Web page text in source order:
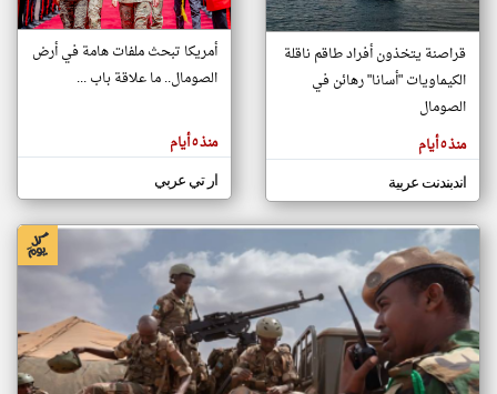
تغيير الدولة
اخبار الصومال على مدار الساعة
أهم اخبار الصومال العاجلة والمباشرة
المقالات
هنا عن
وجهة
كاتبيها.
قراصنة يتخذون أفراد طاقم ناقلة
الكيماويات "أسانا" رهائن في
الصومال
منذ ٥ أيام
اندبندنت عربية
أمريكا تبحث ملفات هامة في أرض
الصومال.. ما علاقة باب ...
منذ ٥ أيام
ار تي عربي
klyoum.com